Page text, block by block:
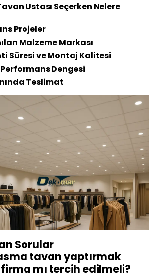
Ustası Seçerken Nelere
Projeler
Malzeme Markası
Süresi ve Montaj Kalitesi
Dengesi
Teslimat
Sorular
tavan yaptırmak
mı tercih edilmeli?